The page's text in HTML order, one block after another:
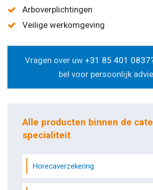
Arboverplichtingen
Veilige werkomgeving
Vragen over uw +31 85 401 0837
bel voor persoonlijk
Alle producten binnen de
specialiteit
Horecaverzekering